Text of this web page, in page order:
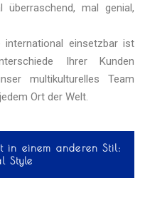
überraschend, mal genial,
international einsetzbar ist
Ihrer Kunden
multikulturelles Team
Ort der Welt.
in einem anderen Stil:
Style